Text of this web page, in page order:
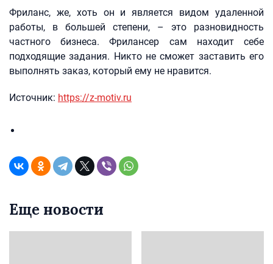
Фриланс, же, хоть он и является видом удаленной
работы, в большей степени, – это разновидность
частного бизнеса. Фрилансер сам находит себе
подходящие задания. Никто не сможет заставить его
выполнять заказ, который ему не нравится.
Источник: https://z-motiv.ru
Еще новости